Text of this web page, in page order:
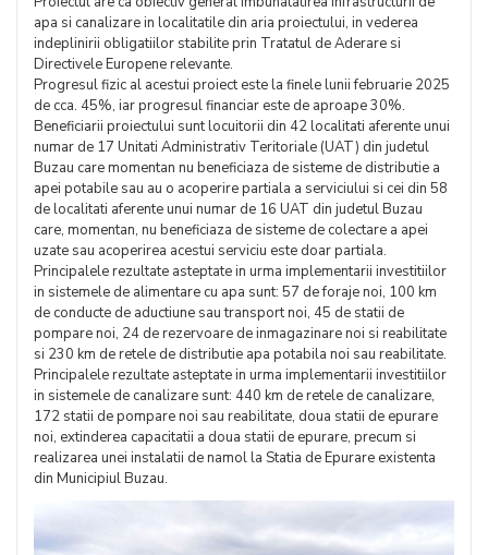
apa si canalizare in localitatile din aria proiectului, in vederea
indeplinirii obligatiilor stabilite prin Tratatul de Aderare si
Directivele Europene relevante.
Progresul fizic al acestui proiect este la finele lunii februarie 2025
de cca. 45%, iar progresul financiar este de aproape 30%.
Beneficiarii proiectului sunt locuitorii din 42 localitati aferente unui
numar de 17 Unitati Administrativ Teritoriale (UAT) din judetul
Buzau care momentan nu beneficiaza de sisteme de distributie a
apei potabile sau au o acoperire partiala a serviciului si cei din 58
de localitati aferente unui numar de 16 UAT din judetul Buzau
care, momentan, nu beneficiaza de sisteme de colectare a apei
uzate sau acoperirea acestui serviciu este doar partiala.
Principalele rezultate asteptate in urma implementarii investitiilor
in sistemele de alimentare cu apa sunt: 57 de foraje noi, 100 km
de conducte de aductiune sau transport noi, 45 de statii de
pompare noi, 24 de rezervoare de inmagazinare noi si reabilitate
si 230 km de retele de distributie apa potabila noi sau reabilitate.
Principalele rezultate asteptate in urma implementarii investitiilor
in sistemele de canalizare sunt: 440 km de retele de canalizare,
172 statii de pompare noi sau reabilitate, doua statii de epurare
noi, extinderea capacitatii a doua statii de epurare, precum si
realizarea unei instalatii de namol la Statia de Epurare existenta
din Municipiul Buzau.